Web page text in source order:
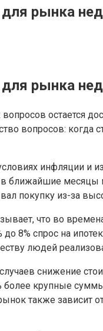
для рынка
для рынка
остается
вопросов: когда
инфляции и
в ближайшие
покупку из-за
что во
8% спрос на
людей
снижение
более крупные
также зависит